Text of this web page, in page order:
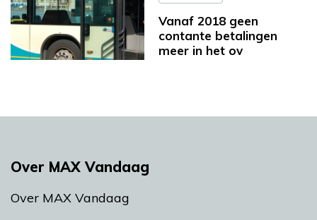
Vanaf 2018 geen
contante betalingen
meer in het ov
Over MAX Vandaag
Over MAX Vandaag